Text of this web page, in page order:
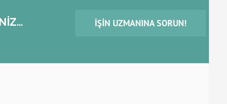
İŞIN UZMANINA SORUN!